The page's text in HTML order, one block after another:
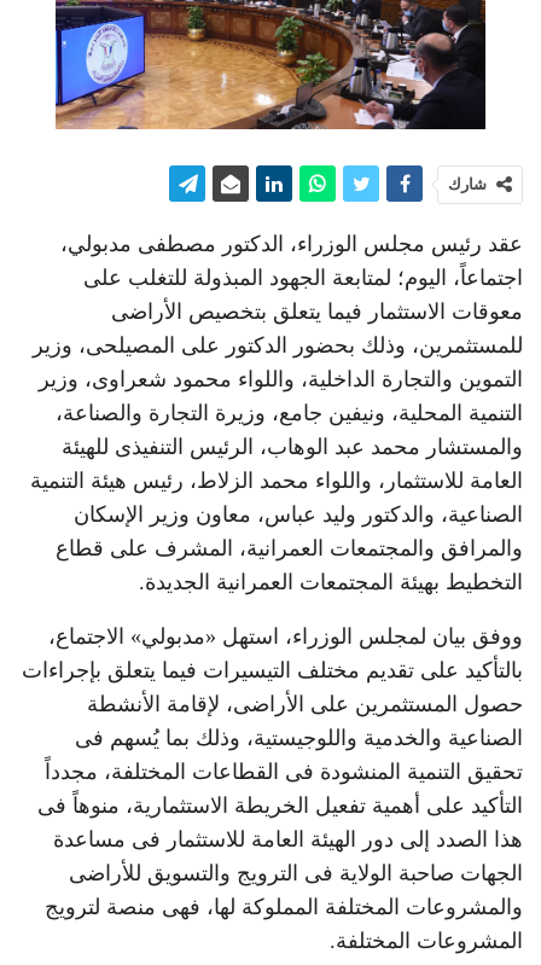
شارك
عقد رئيس مجلس الوزراء، الدكتور مصطفى مدبولي،
اجتماعاً، اليوم؛ لمتابعة الجهود المبذولة للتغلب على
معوقات الاستثمار فيما يتعلق بتخصيص الأراضى
للمستثمرين، وذلك بحضور الدكتور على المصيلحى، وزير
التموين والتجارة الداخلية، واللواء محمود شعراوى، وزير
التنمية المحلية، ونيفين جامع، وزيرة التجارة والصناعة،
والمستشار محمد عبد الوهاب، الرئيس التنفيذى للهيئة
العامة للاستثمار، واللواء محمد الزلاط، رئيس هيئة التنمية
الصناعية، والدكتور وليد عباس، معاون وزير الإسكان
والمرافق والمجتمعات العمرانية، المشرف على قطاع
التخطيط بهيئة المجتمعات العمرانية الجديدة.
ووفق بيان لمجلس الوزراء، استهل «مدبولي» الاجتماع،
بالتأكيد على تقديم مختلف التيسيرات فيما يتعلق بإجراءات
حصول المستثمرين على الأراضى، لإقامة الأنشطة
الصناعية والخدمية واللوجيستية، وذلك بما يُسهم فى
تحقيق التنمية المنشودة فى القطاعات المختلفة، مجدداً
التأكيد على أهمية تفعيل الخريطة الاستثمارية، منوهاً فى
هذا الصدد إلى دور الهيئة العامة للاستثمار فى مساعدة
الجهات صاحبة الولاية فى الترويج والتسويق للأراضى
والمشروعات المختلفة المملوكة لها، فهى منصة لترويج
المشروعات المختلفة.